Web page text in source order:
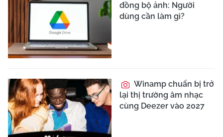
đồng bộ ảnh: Người
dùng cần làm gì?
Winamp chuẩn bị trở
lại thị trường âm nhạc
cùng Deezer vào 2027